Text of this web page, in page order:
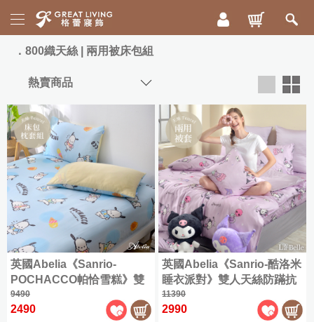
寵
爸
好
眠
祭
|
ICECOOL
眠
綿
冰
85
折
寵
爸
新
品
上
市
床
寢
300
織
精
梳
棉
|
兩
枕
被
毯
舒
眠
配
件
800織天絲 | 兩用被床包組
英國Abelia《Sanrio-
POCHACCO帕恰雪糕》雙
人天絲床包枕套組
9490
2490
英國Abelia《Sanrio-酷洛米
睡衣派對》雙人天絲防蹣抗
菌吸濕排汗兩用鋪棉被套
11390
2990